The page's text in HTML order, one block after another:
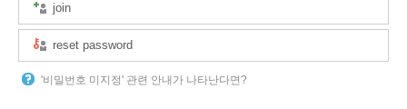
join
reset password
'비밀번호 미지정' 관련 안내가 나타난다면?